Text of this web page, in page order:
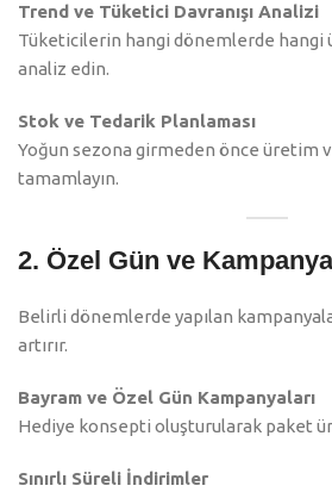
Trend ve Tüketici Davranışı Analizi
Tüketicilerin hangi dönemlerde hangi
analiz edin.
Stok ve Tedarik Planlaması
Yoğun sezona girmeden önce üretim
tamamlayın.
2. Özel Gün ve
Belirli dönemlerde yapılan
artırır.
Bayram ve Özel Gün Kampanyaları
Hediye konsepti oluşturularak paket
Sınırlı Süreli İndirimler